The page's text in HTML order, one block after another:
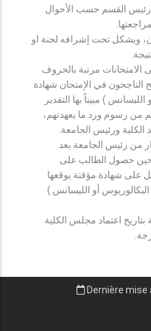
رئيس القسم حسب الأحوال
ويشكل تحت إشرافه لجنة او
الامتحانات مرتبة بالحروف
الناجحون في الإمتحان شهادة
) مبيناً بها التقدير
من رسوم ورد ما بعهدتهم،
الكلية ورئيس الجامعة.
من رئيس الجامعة بعد
حصول الطالب على
على شهادة مؤقتة يوقعها
( البكالوريوس أو الليسانس )
بتاريخ اعتماد مجلس الكلية
Dernière mise